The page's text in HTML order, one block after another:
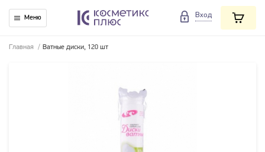
Меню Вход
Главная / Ватные диски, 120 шт